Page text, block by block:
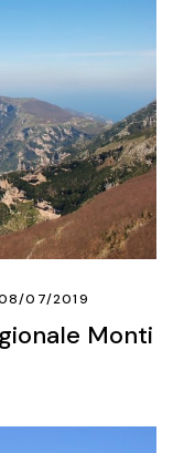
07/2019
Monti